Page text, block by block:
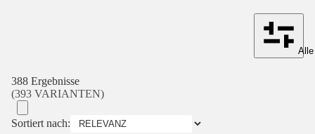
388 Ergebnisse
(393 VARIANTEN)
Sortiert nach: